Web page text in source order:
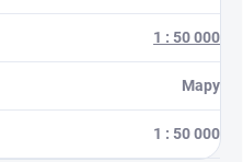
1 : 50 000
Mapy
1 : 50 000